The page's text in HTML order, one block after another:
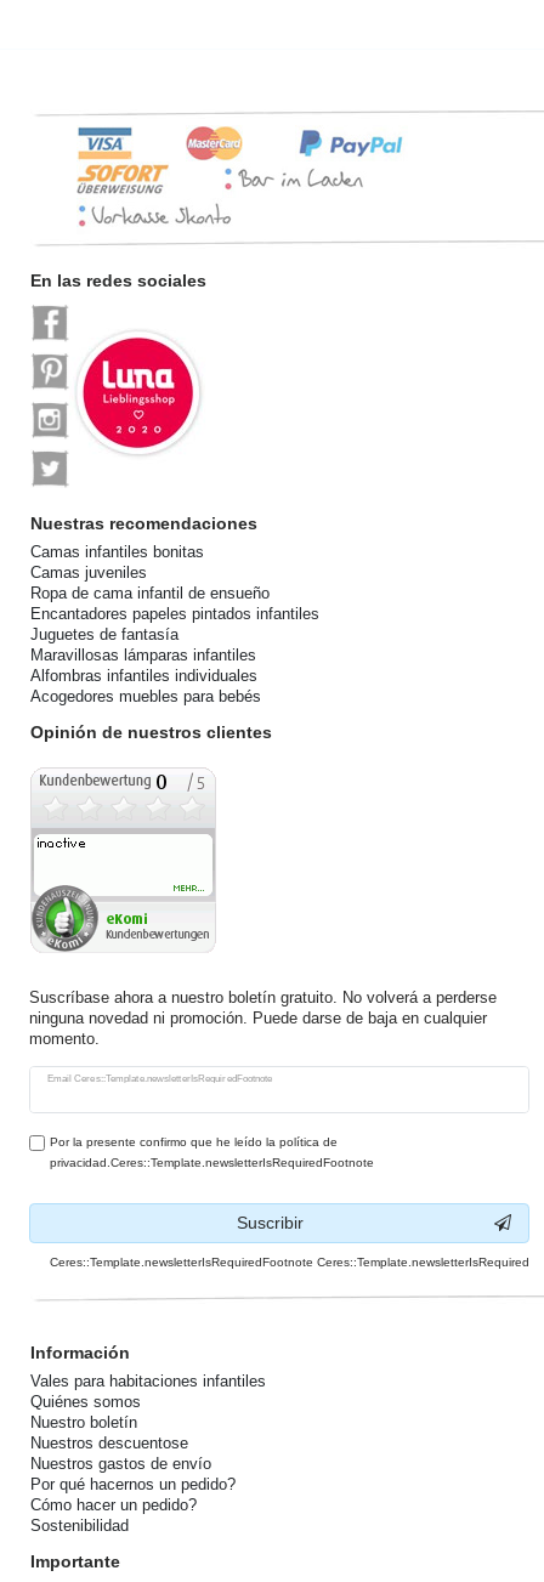
En las redes sociales
Nuestras recomendaciones
Camas infantiles bonitas
Camas juveniles
Ropa de cama infantil de ensueño
Encantadores papeles pintados infantiles
Juguetes de fantasía
Maravillosas lámparas infantiles
Alfombras infantiles individuales
Acogedores muebles para bebés
Opinión de nuestros clientes
Suscríbase ahora a nuestro boletín gratuito. No volverá a perderse
ninguna novedad ni promoción. Puede darse de baja en cualquier
momento.
Email Ceres::Template.newsletterIsRequiredFootnote
Ceres::Template.newsletterHoneypotLabel
Por la presente confirmo que he leído la política de
privacidad.Ceres::Template.newsletterIsRequiredFootnote
Suscribir
Ceres::Template.newsletterIsRequiredFootnote Ceres::Template.newsletterIsRequired
Información
Vales para habitaciones infantiles
Quiénes somos
Nuestro boletín
Nuestros descuentose
Nuestros gastos de envío
Por qué hacernos un pedido?
Cómo hacer un pedido?
Sostenibilidad
Importante